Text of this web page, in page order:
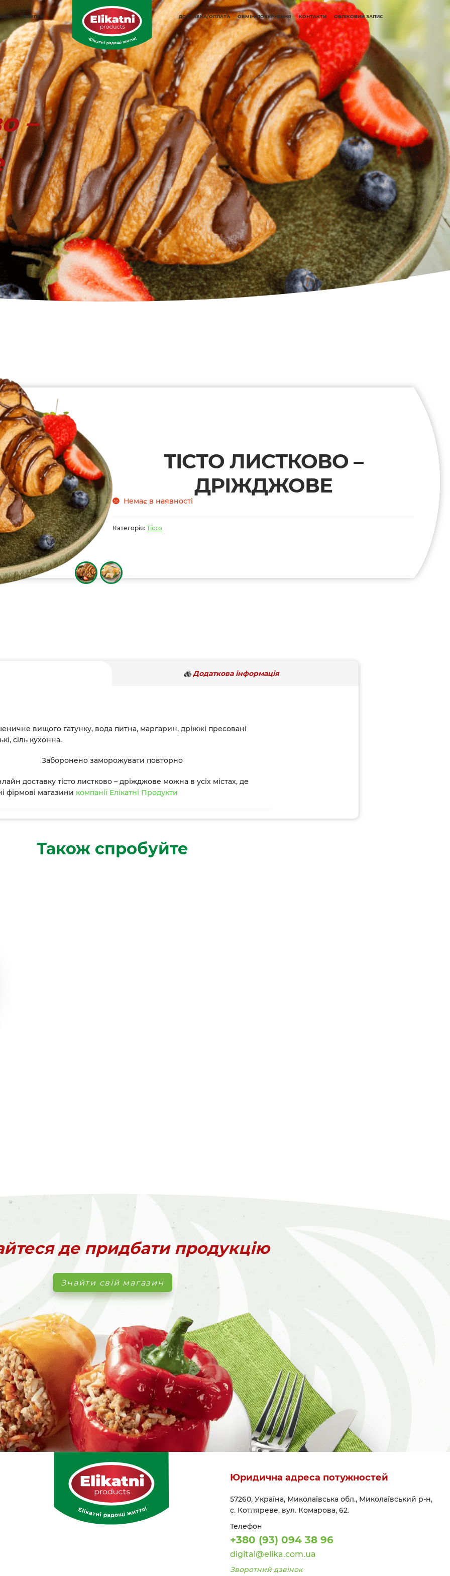
РЕЦЕПТИ ДОСТАВКА/ОПЛАТА ОБМІН/ПОВЕРНЕННЯ КОНТАКТИ ОБЛІКОВИЙ ЗАПИС
–
ТІСТО ЛИСТКОВО –
ДРІЖДЖОВЕ
Немає в наявності
Категорія: Тісто
Додаткова інформація
вищого гатунку, вода питна, маргарин, дріжжі пресовані
сіль кухонна.
Заборонено заморожувати повторно
доставку тісто листково – дріжджове можна в усіх містах, де
фірмові магазини компанії Елікатні Продукти
Також спробуйте
де придбати продукцію
Знайти свій магазин
Юридична адреса потужностей
57260, Україна, Миколаївська обл., Миколаївський р-н,
с. Котляреве, вул. Комарова, 62.
Телефон
+380 (93) 094 38 96
digital@elika.com.ua
Зворотний дзвінок